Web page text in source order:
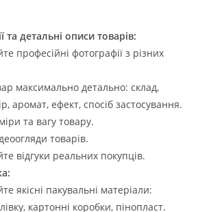
та детальні описи товарів:
професійні фотографії з різних
максимально детально: склад,
аромат, ефект, спосіб застосування.
та вагу товару.
товарів.
відгуки реальних покупців.
якісні пакувальні матеріали:
картонні коробки, пінопласт.